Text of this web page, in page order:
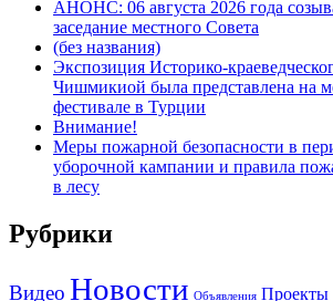
АНОНС: 06 августа 2026 года
заседание местного Совета
(без названия)
Экспозиция Историко-
Чишмикиой была представлена на
фестивале в Турции
Внимание!
Меры пожарной безопасности в
уборочной кампании и правила
в лесу
Рубрики
Видео Новости Объявления Проекты